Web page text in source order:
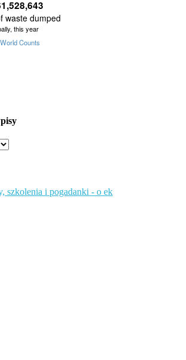
szkolenia i pogadanki - o ek